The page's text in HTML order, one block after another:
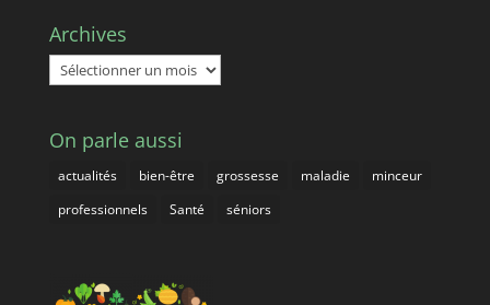
Archives
Archives
On parle aussi
actualités bien-être grossesse maladie
minceur
professionnels
Santé séniors